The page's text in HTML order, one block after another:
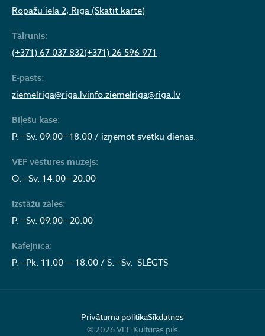
Ropažu iela 2, Rīga (Skatīt kartē)
Tālrunis:
(+371) 67 037 832(+371) 26 596 971
E-pasts:
ziemelriga@riga.lvinfo.ziemelriga@riga.lv
Biļešu kase:
P.—Sv. 09.00—18.00 / izņemot svētku dienas.
VEF vēstures muzejs:
O.—Sv. 14.00—20.00
Izstāžu zāles:
P.—Sv. 09.00—20.00
Kafejnīca:
P.—Pk. 11.00 — 18.00 / S.—Sv. SLĒGTS
Privātuma politikaSīkdatnes
© 2026 VEF Kultūras pils